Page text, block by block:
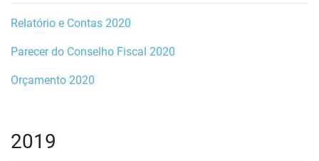
Relatório e Contas 2020
Parecer do Conselho Fiscal 2020
Orçamento 2020
2019